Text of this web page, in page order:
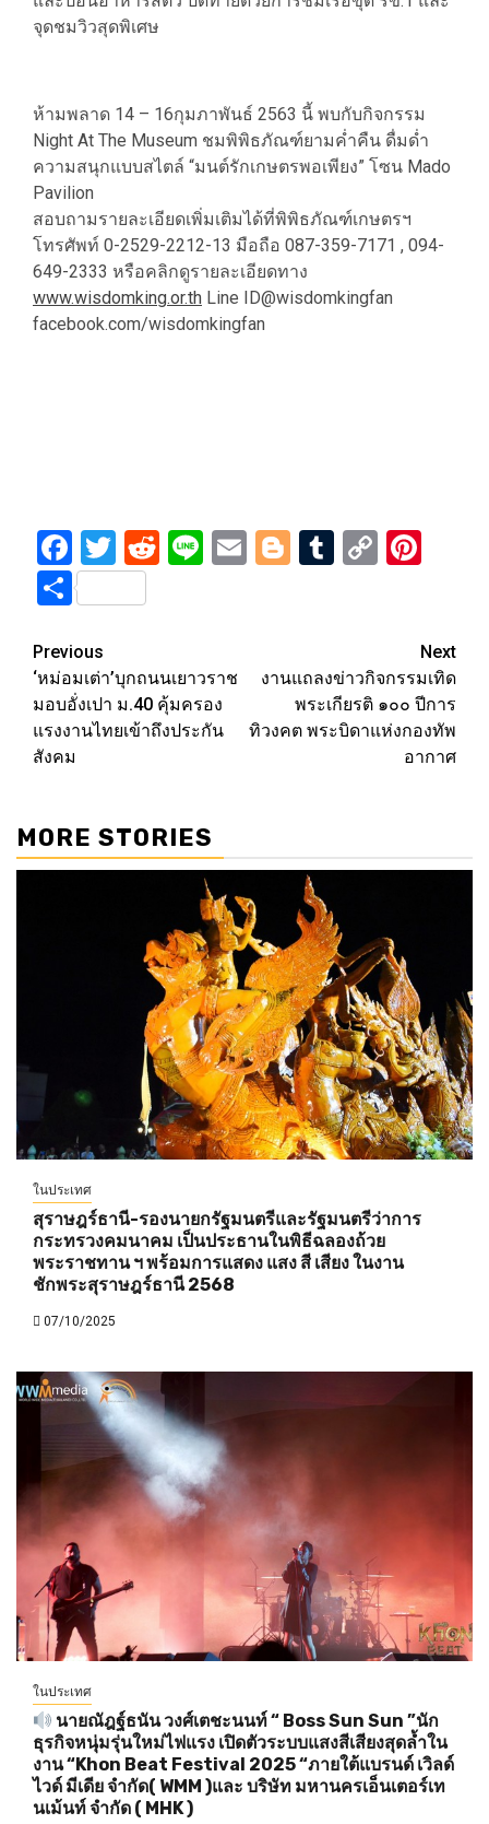
จุดชมวิวสุดพิเศษ
ห้ามพลาด 14 – 16กุมภาพันธ์ 2563 นี้ พบกับกิจกรรม
Night At The Museum ชมพิพิธภัณฑ์ยามค่ำคืน ดื่มด่ำ
ความสนุกแบบสไตล์ “มนต์รักเกษตรพอเพียง” โซน Mado
Pavilion
สอบถามรายละเอียดเพิ่มเติมได้ที่พิพิธภัณฑ์เกษตรฯ
โทรศัพท์ 0-2529-2212-13 มือถือ 087-359-7171 , 094-
649-2333 หรือคลิกดูรายละเอียดทาง
www.wisdomking.or.th Line ID@wisdomkingfan
facebook.com/wisdomkingfan
Facebook
Twitter
Reddit
LineEmailBlogger
Tumblr
Copy
Share
Post
navigation
Previous
‘หม่อมเต่า’บุกถนนเยาวราช
มอบอั่งเปา ม.40 คุ้มครอง
แรงงานไทยเข้าถึงประกัน
สังคม
Next
งานแถลงข่าวกิจกรรมเทิด
พระเกียรติ ๑๐๐ ปีการ
ทิวงคต พระบิดาแห่งกองทัพ
อากาศ
MORE STORIES
ในประเทศ
สุราษฎร์ธานี-รองนายกรัฐมนตรีและรัฐมนตรีว่าการ
กระทรวงคมนาคม เป็นประธานในพิธีฉลองถ้วย
พระราชทาน ฯ พร้อมการแสดง แสง สี เสียง ในงาน
ชักพระสุราษฎร์ธานี 2568
07/10/2025
ในประเทศ
นายณัฎฐ์ธนัน วงศ์เตชะนนท์ “ Boss Sun Sun ”นัก
ธุรกิจหนุ่มรุ่นใหม่ไฟแรง เปิดตัวระบบแสงสีเสียงสุดล้ำใน
งาน “Khon Beat Festival 2025 “ภายใต้แบรนด์ เวิลด์
ไวด์ มีเดีย จำกัด( WMM )และ บริษัท มหานครเอ็นเตอร์เท
นเม้นท์ จำกัด ( MHK )